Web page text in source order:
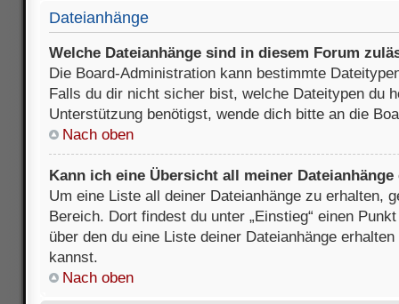
Dateianhänge
Welche Dateianhänge sind in diesem Forum
Die Board-Administration kann bestimmte
Falls du dir nicht sicher bist, welche Dateitypen du
Unterstützung benötigst, wende dich bitte an die
Nach oben
Kann ich eine Übersicht all meiner Dateianhänge
Um eine Liste all deiner Dateianhänge zu erhalten,
Bereich. Dort findest du unter „Einstieg“ einen
über den du eine Liste deiner Dateianhänge
kannst.
Nach oben